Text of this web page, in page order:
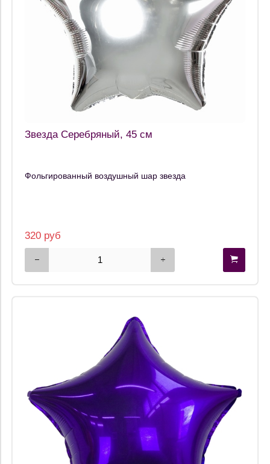
Звезда Серебряный, 45 см
Фольгированный воздушный шар звезда
320 руб